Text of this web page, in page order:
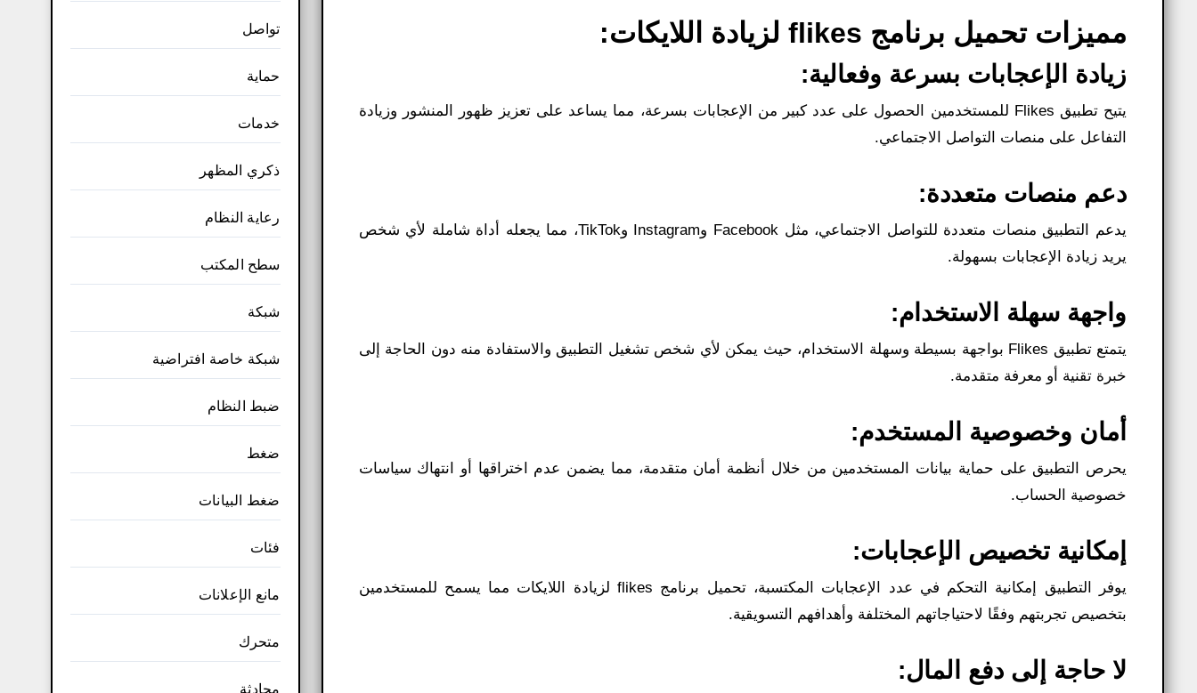
مميزات تحميل برنامج flikes لزيادة اللايكات​:
زيادة الإعجابات بسرعة وفعالية:
يتيح تطبيق Flikes للمستخدمين الحصول على عدد كبير من الإعجابات بسرعة، مما يساعد على تعزيز ظهور المنشور وزيادة
التفاعل على منصات التواصل الاجتماعي.
دعم منصات متعددة:
يدعم التطبيق منصات متعددة للتواصل الاجتماعي، مثل Facebook وInstagram وTikTok، مما يجعله أداة شاملة لأي شخص
يريد زيادة الإعجابات بسهولة.
واجهة سهلة الاستخدام:
يتمتع تطبيق Flikes بواجهة بسيطة وسهلة الاستخدام، حيث يمكن لأي شخص تشغيل التطبيق والاستفادة منه دون الحاجة إلى
خبرة تقنية أو معرفة متقدمة.
أمان وخصوصية المستخدم:
يحرص التطبيق على حماية بيانات المستخدمين من خلال أنظمة أمان متقدمة، مما يضمن عدم اختراقها أو انتهاك سياسات
خصوصية الحساب.
إمكانية تخصيص الإعجابات:
يوفر التطبيق إمكانية التحكم في عدد الإعجابات المكتسبة، تحميل برنامج flikes لزيادة اللايكات​ مما يسمح للمستخدمين
بتخصيص تجربتهم وفقًا لاحتياجاتهم المختلفة وأهدافهم التسويقية.
لا حاجة إلى دفع المال:
تواصل
حماية
خدمات
ذكري المظهر
رعاية النظام
سطح المكتب
شبكة
شبكة خاصة افتراضية
ضبط النظام
ضغط
ضغط البيانات
فئات
مانع الإعلانات
متحرك
محادثة